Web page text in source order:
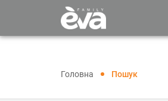
Головна Пошук